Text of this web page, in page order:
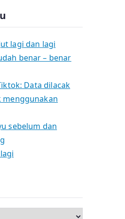
lagi dan lagi
benar – benar
Data dilacak
menggunakan
sebelum dan